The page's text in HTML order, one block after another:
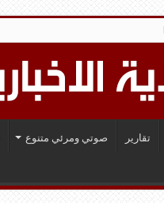
تقارير صوتي ومرئي متنوع